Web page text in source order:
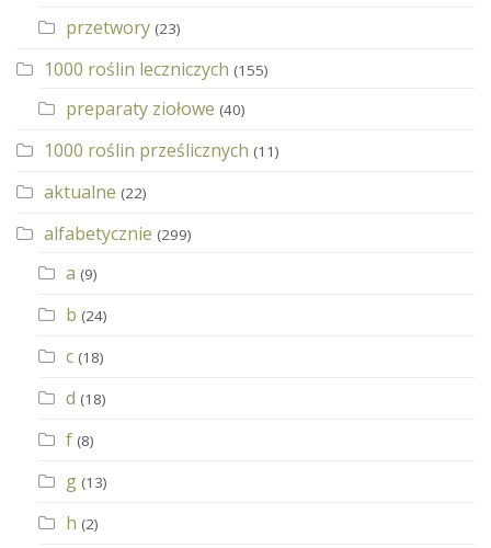
przetwory (23)
1000 roślin leczniczych (155)
preparaty ziołowe (40)
1000 roślin prześlicznych (11)
aktualne (22)
alfabetycznie (299)
a (9)
b (24)
c (18)
d (18)
f (8)
g (13)
h (2)